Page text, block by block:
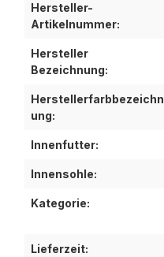
Hersteller-
Artikelnummer:
Hersteller
Bezeichnung:
Herstellerfarbbezeichn
ung:
Innenfutter:
Innensohle:
Kategorie:
Lieferzeit: